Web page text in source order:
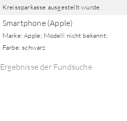
Ergebnisse der Fundsuche
Kreissparkasse ausgestellt wurde.
Smartphone (Apple)
Marke: Apple; Modell: nicht bekannt;
Farbe: schwarz